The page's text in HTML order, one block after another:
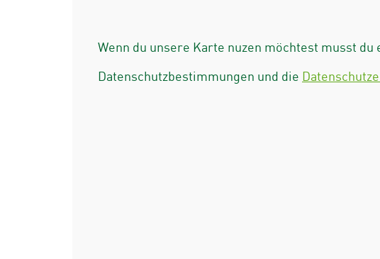
Wenn du unsere Karte nuzen möchtest musst
Datenschutzbestimmungen und die